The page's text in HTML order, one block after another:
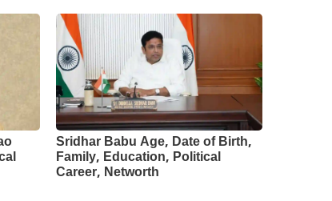
Sridhar Babu Age, Date of Birth,
Family, Education, Political
Career, Networth